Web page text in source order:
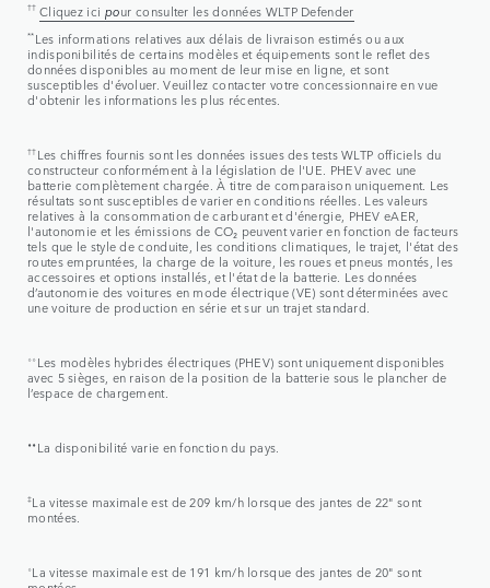
†† Cliquez ici pour consulter les données WLTP Defender
** Les informations relatives aux délais de livraison estimés ou aux
indisponibilités de certains modèles et équipements sont le reflet des
données disponibles au moment de leur mise en ligne, et sont
susceptibles d'évoluer. Veuillez contacter votre concessionnaire en vue
d'obtenir les informations les plus récentes.
†† Les chiffres fournis sont les données issues des tests WLTP officiels du
constructeur conformément à la législation de l'UE. PHEV avec une
batterie complètement chargée. À titre de comparaison uniquement. Les
résultats sont susceptibles de varier en conditions réelles. Les valeurs
relatives à la consommation de carburant et d'énergie, PHEV eAER,
l'autonomie et les émissions de CO₂ peuvent varier en fonction de facteurs
tels que le style de conduite, les conditions climatiques, le trajet, l'état des
routes empruntées, la charge de la voiture, les roues et pneus montés, les
accessoires et options installés, et l'état de la batterie. Les données
d’autonomie des voitures en mode électrique (VE) sont déterminées avec
une voiture de production en série et sur un trajet standard.
⬨⬨ Les modèles hybrides électriques (PHEV) sont uniquement disponibles
avec 5 sièges, en raison de la position de la batterie sous le plancher de
l’espace de chargement.
⬧⬧ La disponibilité varie en fonction du pays.
‡La vitesse maximale est de 209 km/h lorsque des jantes de 22" sont
montées.
⬨La vitesse maximale est de 191 km/h lorsque des jantes de 20" sont